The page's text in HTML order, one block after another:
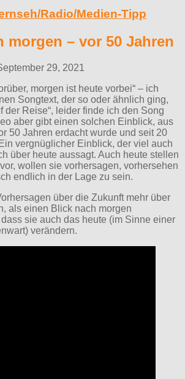
Radio/Medien-Tipp
morgen – vor 50 Jahren
29, 2021
morgen ist heute vorbei“ – ich
Songtext, der so oder ähnlich ging,
der Reise“, leider finde ich den Song
aber gibt einen solchen Einblick, aus
50 Jahren erdacht wurde und seit 20
vergnüglicher Einblick, der viel auch
über heute aussagt. Auch heute stellen
wollen sie vorhersagen, vorhersehen
endlich in der Lage zu sein.
über die Zukunft mehr über
als einen Blick nach morgen
sie auch das heute (im Sinne einer
verändern.